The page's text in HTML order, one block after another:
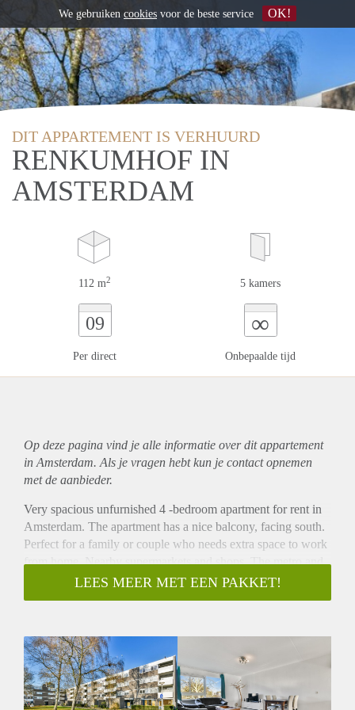
DIT APPARTEMENT IS VERHUURD
RENKUMHOF IN
AMSTERDAM
112 m2 5 kamers
09
Per direct
∞
Onbepaalde tijd
Op deze pagina vind je alle informatie over ditappartement
in Amsterdam. Als je vragen hebt kun je contact opnemen
met de aanbieder.
Very spacious unfurnished 4 -bedroom apartment for rent in
Amsterdam. The apartment has a nice balcony, facing south.
Perfect for a family or couple who needs extra space to work
from home. Nearby supermarkets and shops. The metro and
bus stop are at walking distance.
- Available from 15-03-2021 for minimum 12 months
- 112m2
- Bright half open kitchen with acces to the balcony
- Unfurnished
- Renovated bathroom with shower and sink and toilet
LEES MEER MET EEN PAKKET!
We gebruiken cookies voor de beste service OK!